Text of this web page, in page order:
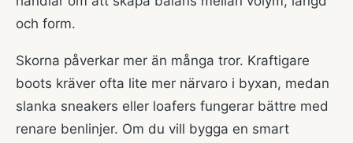
och form.
Skorna påverkar mer än många tror. Kraftigare
boots kräver ofta lite mer närvaro i byxan, medan
slanka sneakers eller loafers fungerar bättre med
renare benlinjer. Om du vill bygga en smart